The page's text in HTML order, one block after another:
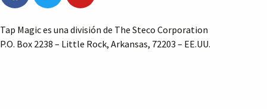
Tap Magic es una división de The Steco Corporation
P.O. Box 2238 – Little Rock, Arkansas, 72203 – EE.UU.